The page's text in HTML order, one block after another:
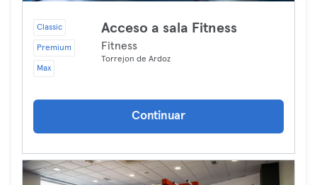
Classic
Premium
Max
Acceso a sala Fitness
Fitness
Torrejon de Ardoz
Continuar